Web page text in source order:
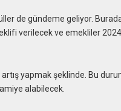
de gündeme geliyor.
verilecek ve emekliler 2024
yapmak şeklinde. Bu
alabilecek.